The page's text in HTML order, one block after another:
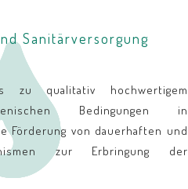
Sanitärversorgung
zu qualitativ hochwertigem
Bedingungen in
Förderung von dauerhaften und
zur Erbringung der